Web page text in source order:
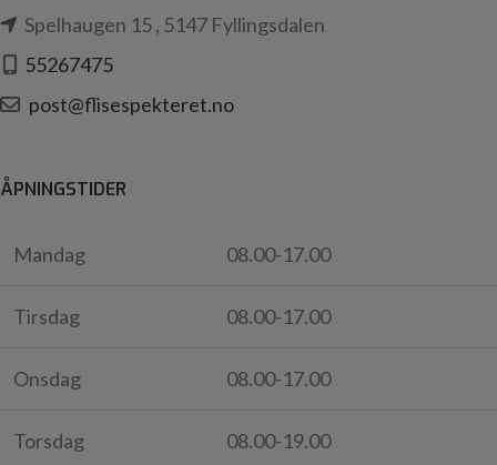
Spelhaugen 15 , 5147 Fyllingsdalen
55267475
post@flisespekteret.no
ÅPNINGSTIDER
Mandag 08.00-17.00
Tirsdag 08.00-17.00
Onsdag 08.00-17.00
Torsdag 08.00-19.00